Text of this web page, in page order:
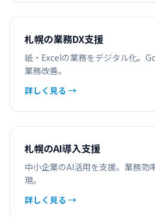
札幌の業務DX支援
紙・Excelの業務をデジタル化。
業務改善。
詳しく見る →
札幌のAI導入支援
中小企業のAI活用を支援。業務効
現。
詳しく見る →